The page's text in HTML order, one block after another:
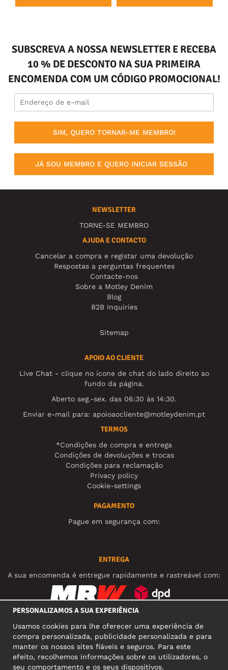
SUBSCREVA A NOSSA NEWSLETTER E RECEBA
10 % DE DESCONTO NA SUA PRIMEIRA
ENCOMENDA COM UM CÓDIGO PROMOCIONAL!
SIM, QUERO TORNAR-ME MEMBRO!
JÁ SOU MEMBRO E QUERO INICIAR SESSÃO
NEWSLETTER
TORNE-SE MEMBRO
AJUDA E CONTACTO
Cancelar a compra e registar uma devolução
Respostas a perguntas frequentes
Contacte-nos
Sobre a Motley Denim
Blog
B2B Inquiries
Sitemap
APOIO AO CLIENTE
Live Chat - clique no ícone de chat do lado direito ao
fundo da página.
Aberto seg.-sex. das 06:30 às 14:30.
Enviar e-mail para: apoioaocliente@motleydenim.pt
TERMOS
*Condições de compra e entrega
Condições de devoluções e trocas
Condições para reclamação
Privacy policy
Cookie-settings
PAGAMENTO
Pague em segurança com:
ENTREGA
A sua encomenda é entregue rapidamente e rastreável com:
MORADA COMERCIAL
PERSONALIZAMOS A SUA EXPERIÊNCIA
Usamos cookies para lhe oferecer uma experiência de
compra personalizada, publicidade personalizada e para
manter os nossos sites fiáveis e seguros. Para este
efeito, recolhemos informações sobre os utilizadores, o
seu comportamento e os seus dispositivos.